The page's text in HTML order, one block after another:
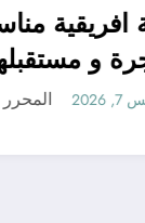
الحدث
أغسطس 7,